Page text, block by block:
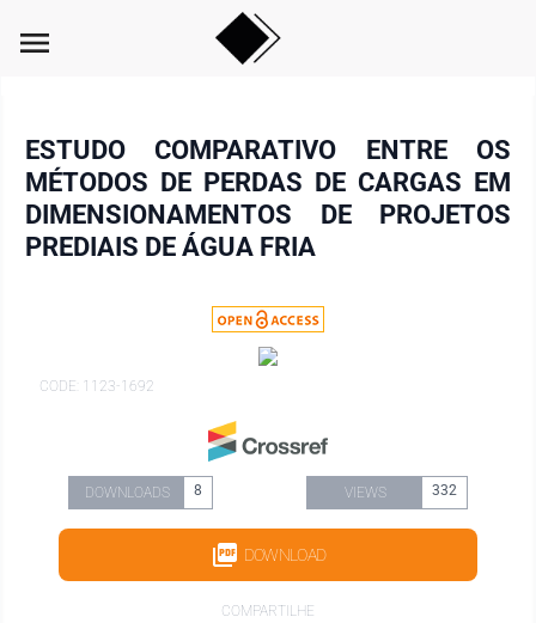
menu
ESTUDO COMPARATIVO ENTRE OS
MÉTODOS DE PERDAS DE CARGAS EM
DIMENSIONAMENTOS DE PROJETOS
PREDIAIS DE ÁGUA FRIA
CODE: 1123-1692
DOWNLOADS 8 VIEWS 332
DOWNLOAD
COMPARTILHE